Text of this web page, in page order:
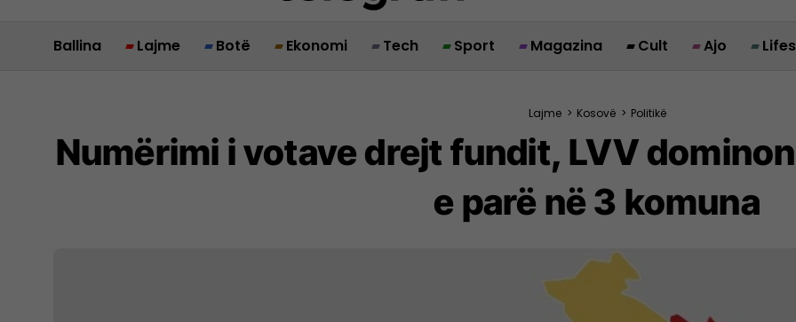
Ballina Lajme Botë Ekonomi Tech Sport Magazina Cult Ajo
Lajme > Kosovë > Politikë
Numërimi i votave drejt fundit, LVV
e parë në 3 komuna